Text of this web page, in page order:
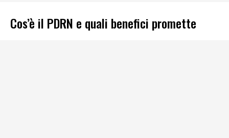
Cos’è il PDRN e quali benefici promette